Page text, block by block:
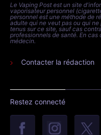
Le Vaping Post est un site
vaporisateur personnel
personnel est une méthode de
adulte qui ne veut pas ou qui
tenus sur ce site, sauf cas
professionnels de santé. En
médecin.
Contacter la rédaction
Restez connecté